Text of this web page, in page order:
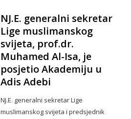
NJ.E. generalni sekretar
Lige muslimanskog
svijeta, prof.dr.
Muhamed Al-Isa, je
posjetio Akademiju u
Adis Adebi
NJ.E. generalni sekretar Lige
muslimanskog svijeta i predsjednik